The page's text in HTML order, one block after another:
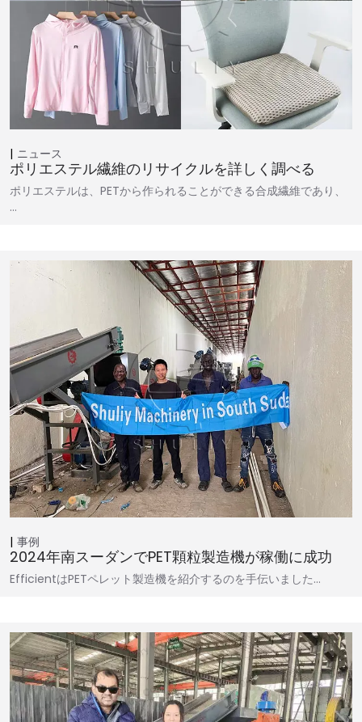
ニュース
ポリエステル繊維のリサイクルを詳しく調べる
ポリエステルは、PETから作られることができる合成繊維であり、
…
事例
2024年南スーダンでPET顆粒製造機が稼働に成功
EfficientはPETペレット製造機を紹介するのを手伝いました…